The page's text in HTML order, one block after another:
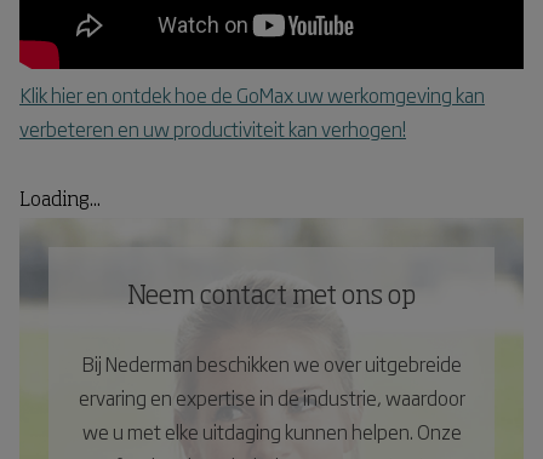
Klik hier en ontdek hoe de GoMax uw werkomgeving kan
verbeteren en uw productiviteit kan verhogen!
Loading...
Neem contact met ons op
Bij Nederman beschikken we over uitgebreide
ervaring en expertise in de industrie, waardoor
we u met elke uitdaging kunnen helpen. Onze